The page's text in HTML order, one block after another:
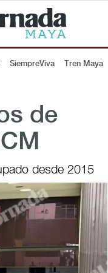
SiempreViva Tren Maya
de
desde 2015